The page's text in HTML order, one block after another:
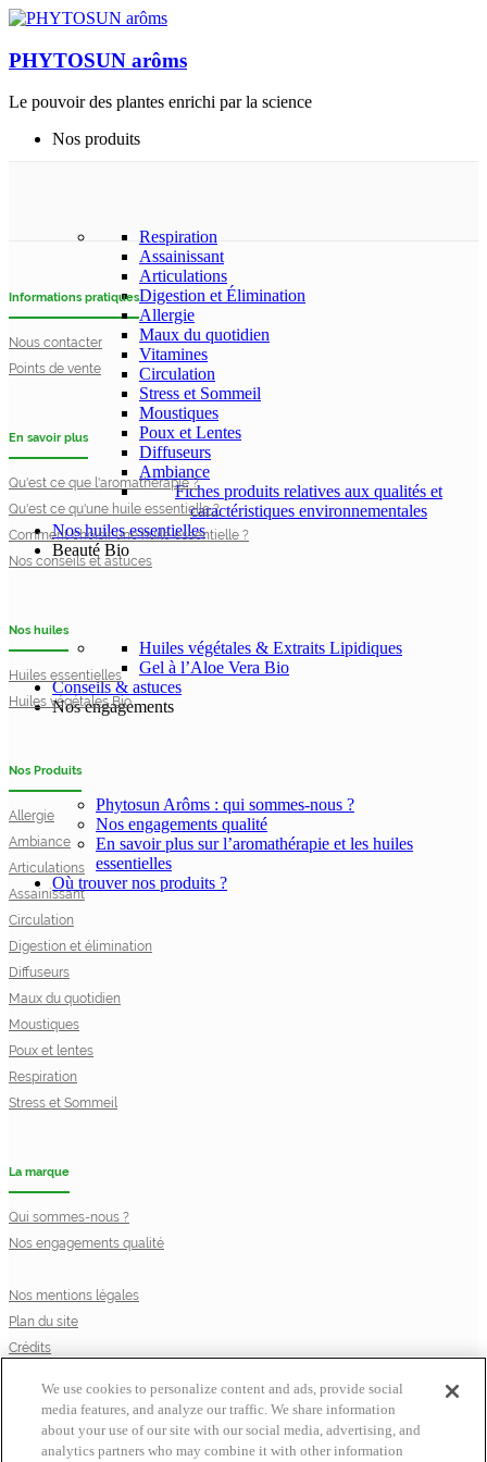
PHYTOSUN arôms
Le pouvoir des plantes enrichi par la science
Nos produits
Respiration
Assainissant
Articulations
Digestion et Élimination
Allergie
Maux du quotidien
Vitamines
Circulation
Stress et Sommeil
Moustiques
Poux et Lentes
Diffuseurs
Ambiance
Fiches produits relatives aux qualités et
caractéristiques environnementales
Nos huiles essentielles
Beauté Bio
Huiles végétales & Extraits Lipidiques
Gel à l’Aloe Vera Bio
Conseils & astuces
Nos engagements
Phytosun Arôms : qui sommes-nous ?
Nos engagements qualité
En savoir plus sur l’aromathérapie et les huiles
essentielles
Où trouver nos produits ?
Informations pratiques
Nous contacter
Points de vente
En savoir plus
Qu'est ce que l'aromathérapie ?
Qu'est ce qu'une huile essentielle ?
Comment choisir une huile essentielle ?
Nos conseils et astuces
Nos huiles
Huiles essentielles
Huiles végétales Bio
Nos Produits
Allergie
Ambiance
Articulations
Assainissant
Circulation
Digestion et élimination
Diffuseurs
Maux du quotidien
Moustiques
Poux et lentes
Respiration
Stress et Sommeil
La marque
Qui sommes-nous ?
Nos engagements qualité
Nos mentions légales
Plan du site
Crédits
Cookie List
© Laboratoire Perrigo France
We use cookies to personalize content and ads, provide social
media features, and analyze our traffic. We share information
about your use of our site with our social media, advertising, and
analytics partners who may combine it with other information